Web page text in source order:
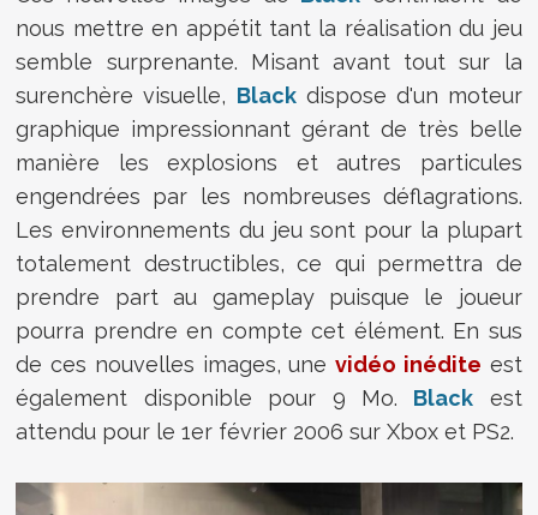
nous mettre en appétit tant la réalisation du jeu
semble surprenante. Misant avant tout sur la
surenchère visuelle, Blackdispose d'un moteur
graphique impressionnant gérant de très belle
manière les explosions et autres particules
engendrées par les nombreuses déflagrations.
Les environnements du jeu sont pour la plupart
totalement destructibles, ce qui permettra de
prendre part au gameplay puisque le joueur
pourra prendre en compte cet élément. En sus
de ces nouvelles images, unevidéo inédite est
également disponible pour 9 Mo. Black est
attendu pour le 1er février 2006 sur Xbox et PS2.